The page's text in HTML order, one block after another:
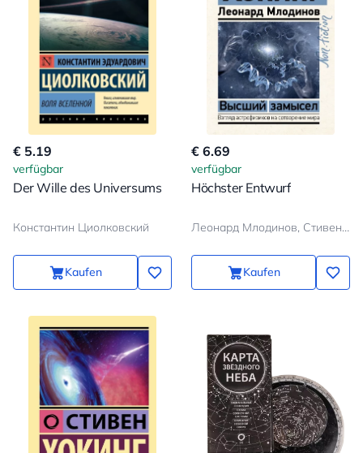
€ 5.19
verfügbar
Der Wille des Universums
Константин Циолковский
Kaufen
€ 6.69
verfügbar
Höchster Entwurf
Леонард Млодинов, Стивен Хокинг
Kaufen